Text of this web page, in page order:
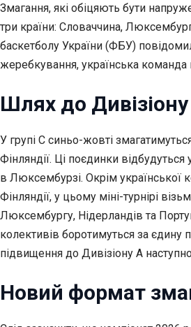
Змагання, які обіцяють бути
три країни: Словаччина,
баскетболу України (ФБУ)
жеребкування, українська команда
Шлях до
У групі С синьо-жовті
Фінляндії. Ці поєдинки відбудуться
в Люксембурзі. Окрім української
Фінляндії, у цьому міні-турнірі
Люксембургу, Нідерландів та
колективів боротимуться за єдину
підвищення до Дивізіону А
Новий формат